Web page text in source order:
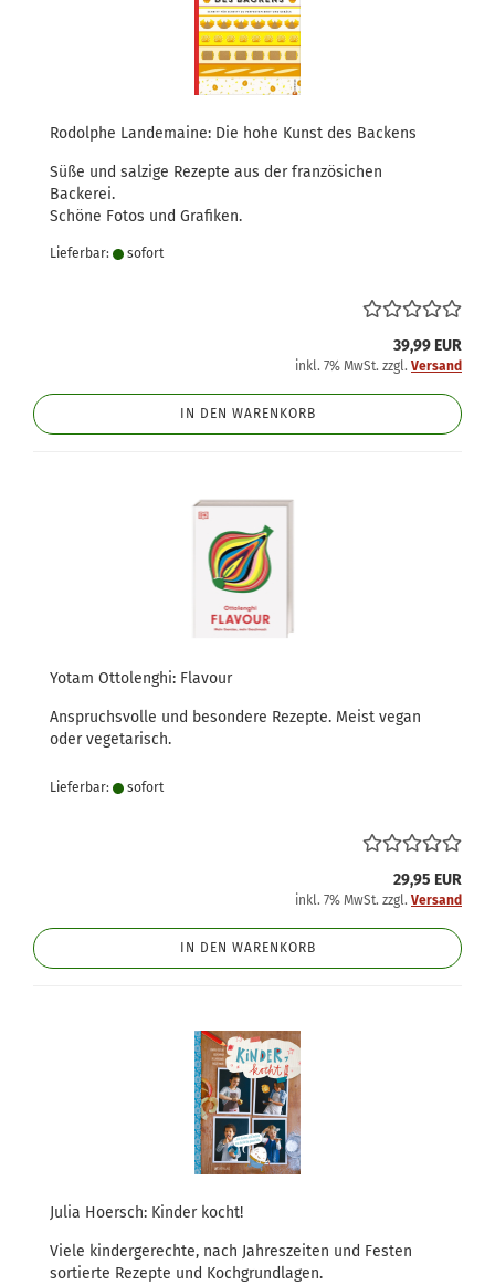
Rodolphe Landemaine: Die hohe Kunst des Backens
Süße und salzige Rezepte aus der französichen
Backerei.
Schöne Fotos und Grafiken.
Lieferbar: sofort
39,99 EUR
inkl. 7% MwSt. zzgl. Versand
IN DEN WARENKORB
Yotam Ottolenghi: Flavour
Anspruchsvolle und besondere Rezepte. Meist vegan
oder vegetarisch.
Lieferbar: sofort
29,95 EUR
inkl. 7% MwSt. zzgl. Versand
IN DEN WARENKORB
Julia Hoersch: Kinder kocht!
Viele kindergerechte, nach Jahreszeiten und Festen
sortierte Rezepte und Kochgrundlagen.